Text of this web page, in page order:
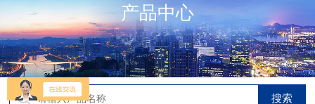
产品中心